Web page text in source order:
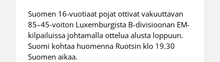
Suomen 16-vuotiaat pojat ottivat vakuuttavan
85–45-voiton Luxemburgista B-divisioonan EM-
kilpailuissa johtamalla ottelua alusta loppuun.
Suomi kohtaa huomenna Ruotsin klo 19.30
Suomen aikaa.